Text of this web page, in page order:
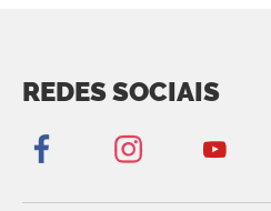
REDES SOCIAIS